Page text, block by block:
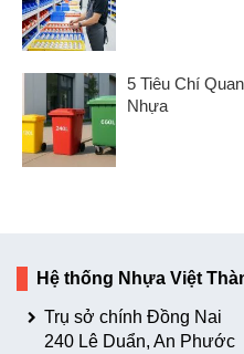
5 Tiêu Chí
Nhựa
Hệ thống Nhựa Việt
Trụ sở chính Đồng Nai
240 Lê Duẩn, An Phước